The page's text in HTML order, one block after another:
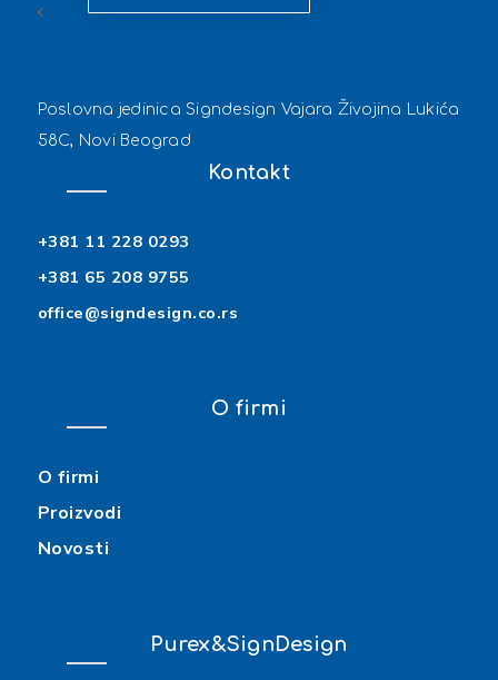
Poslovna jedinica Signdesign Vajara Živojina Lukića
58C, Novi Beograd
Kontakt
+381 11 228 0293
+381 65 208 9755
office@signdesign.co.rs
O firmi
O firmi
Proizvodi
Novosti
Purex&SignDesign